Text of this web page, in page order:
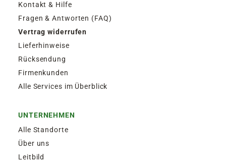
Kontakt & Hilfe
Fragen & Antworten (FAQ)
Vertrag widerrufen
Lieferhinweise
Rücksendung
Firmenkunden
Alle Services im Überblick
UNTERNEHMEN
Alle Standorte
Über uns
Leitbild